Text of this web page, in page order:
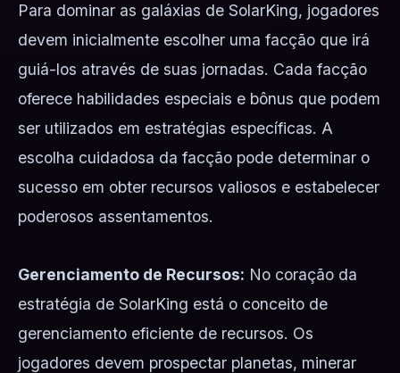
Para dominar as galáxias de SolarKing, jogadores
devem inicialmente escolher uma facção que irá
guiá-los através de suas jornadas. Cada facção
oferece habilidades especiais e bônus que podem
ser utilizados em estratégias específicas. A
escolha cuidadosa da facção pode determinar o
sucesso em obter recursos valiosos e estabelecer
poderosos assentamentos.
Gerenciamento de Recursos: No coração da
estratégia de SolarKing está o conceito de
gerenciamento eficiente de recursos. Os
jogadores devem prospectar planetas, minerar